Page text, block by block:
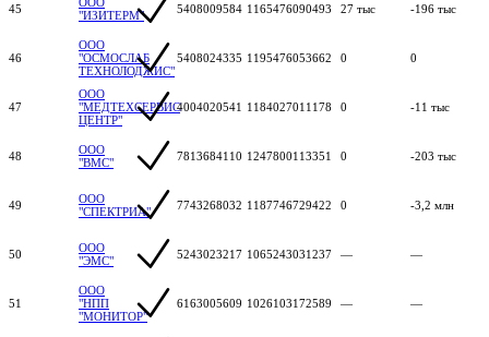
45
"ИЗИТЕРМ"
5408009584 1165476090493 27 тыс -196 тыс
46
ООО
"ОСМОСЛАБ
ТЕХНОЛОДЖИС"
5408024335 1195476053662 0 0
47
ООО
"МЕДТЕХСЕРВИС
ЦЕНТР"
4004020541 1184027011178 0 -11 тыс
48
ООО
"ВМС"
7813684110 1247800113351 0 -203 тыс
49
ООО
"СПЕКТРИА"
7743268032 1187746729422 0 -3,2 млн
50
ООО
"ЭМС"
5243023217 1065243031237 — —
51
ООО
"НПП
"МОНИТОР"
6163005609 1026103172589 — —